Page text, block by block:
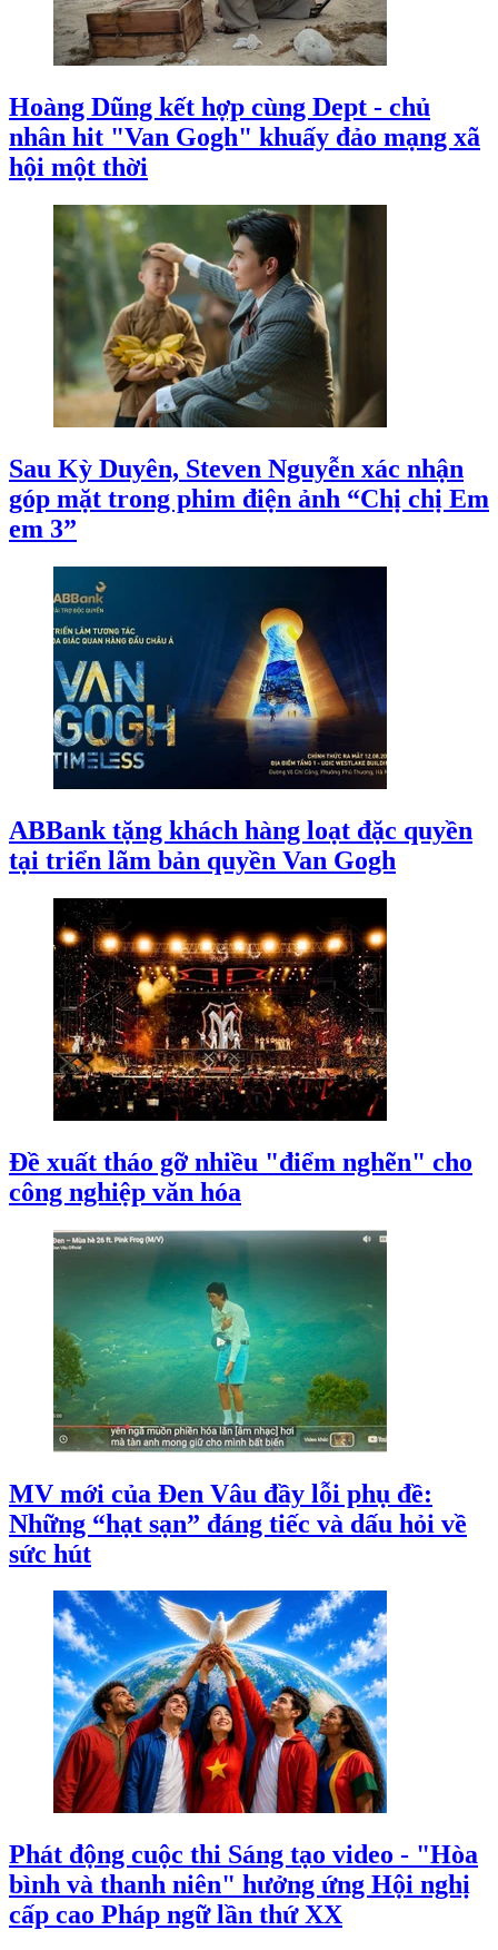
Hoàng Dũng kết hợp cùng Dept - chủ
nhân hit "Van Gogh" khuấy đảo mạng xã
hội một thời
Sau Kỳ Duyên, Steven Nguyễn xác nhận
góp mặt trong phim điện ảnh “Chị chị Em
em 3”
ABBank tặng khách hàng loạt đặc quyền
tại triển lãm bản quyền Van Gogh
Đề xuất tháo gỡ nhiều "điểm nghẽn" cho
công nghiệp văn hóa
MV mới của Đen Vâu đầy lỗi phụ đề:
Những “hạt sạn” đáng tiếc và dấu hỏi về
sức hút
Phát động cuộc thi Sáng tạo video - "Hòa
bình và thanh niên" hưởng ứng Hội nghị
cấp cao Pháp ngữ lần thứ XX